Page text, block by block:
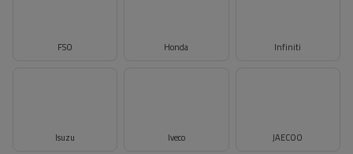
FSO Honda Infiniti
Isuzu Iveco JAECOO